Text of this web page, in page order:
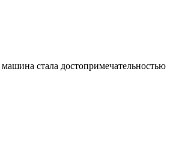
стала достопримечательностью